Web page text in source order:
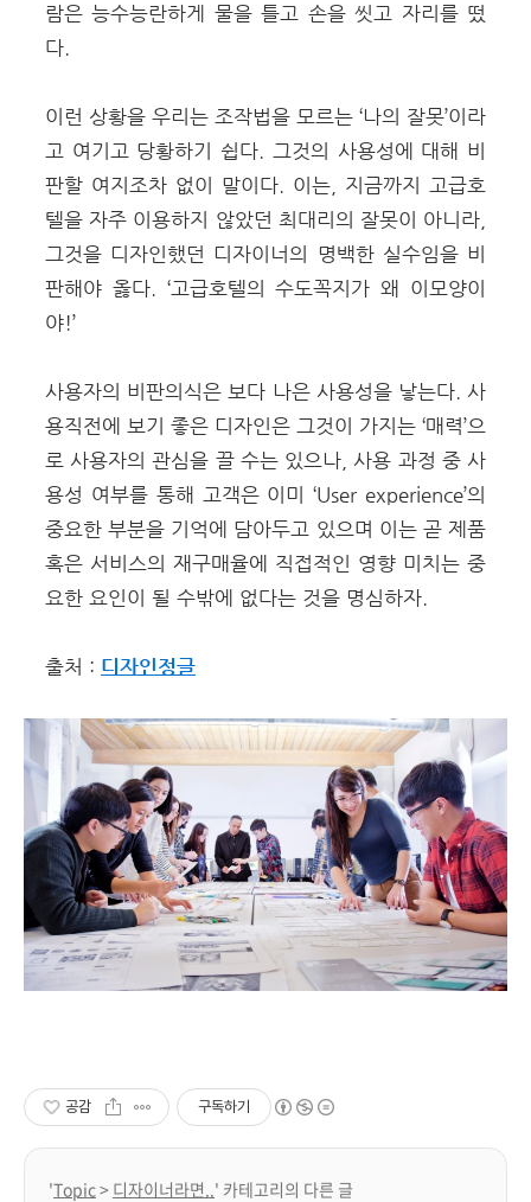
람은 능수능란하게 물을 틀고 손을 씻고 자리를 떴
다.
이런 상황을 우리는 조작법을 모르는 ‘나의 잘못’이라
고 여기고 당황하기 쉽다. 그것의 사용성에 대해 비
판할 여지조차 없이 말이다. 이는, 지금까지 고급호
텔을 자주 이용하지 않았던 최대리의 잘못이 아니라,
그것을 디자인했던 디자이너의 명백한 실수임을 비
판해야 옳다. ‘고급호텔의 수도꼭지가 왜 이모양이
야!’
사용자의 비판의식은 보다 나은 사용성을 낳는다. 사
용직전에 보기 좋은 디자인은 그것이 가지는 ‘매력’으
로 사용자의 관심을 끌 수는 있으나, 사용 과정 중 사
용성 여부를 통해 고객은 이미 ‘User experience’의
중요한 부분을 기억에 담아두고 있으며 이는 곧 제품
혹은 서비스의 재구매율에 직접적인 영향 미치는 중
요한 요인이 될 수밖에 없다는 것을 명심하자.
출처 : 디자인정글
공감 구독하기
'Topic> 디자이너라면.. ' 카테고리의 다른 글